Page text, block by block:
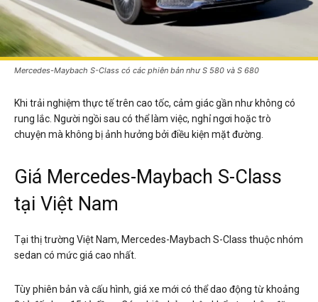
Mercedes-Maybach S-Class có các phiên bản như S 580 và S 680
Khi trải nghiệm thực tế trên cao tốc, cảm giác gần như không có
rung lắc. Người ngồi sau có thể làm việc, nghỉ ngơi hoặc trò
chuyện mà không bị ảnh hưởng bởi điều kiện mặt đường.
Giá Mercedes-Maybach S-Class
tại Việt Nam
Tại thị trường Việt Nam, Mercedes-Maybach S-Class thuộc nhóm
sedan có mức giá cao nhất.
Tùy phiên bản và cấu hình, giá xe mới có thể dao động từ khoảng